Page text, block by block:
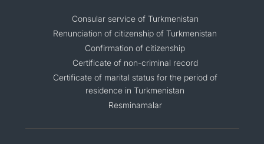
Consular service of Turkmenistan
Renunciation of citizenship of Turkmenistan
Confirmation of citizenship
Certificate of non-criminal record
Certificate of marital status for the period of
residence in Turkmenistan
Resminamalar